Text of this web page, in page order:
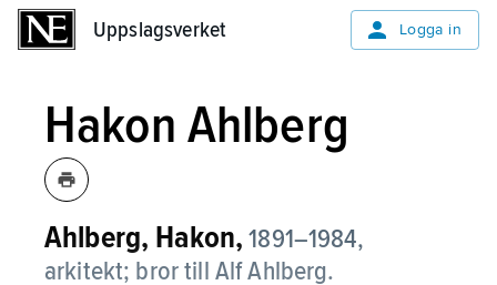
Uppslagsverket Logga in
Hakon Ahlberg
Ahlberg, Hakon, 1891–1984,
arkitekt; bror till Alf Ahlberg.